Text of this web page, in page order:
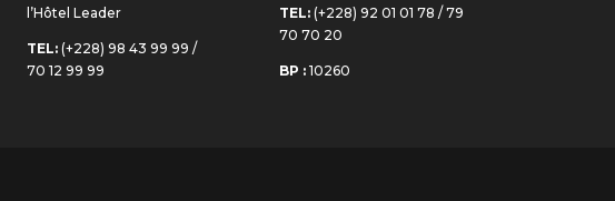
l’Hôtel Leader
TEL:(+228) 98 43 99 99 /
70 12 99 99
TEL:(+228) 92 01 01 78 / 79
70 70 20
BP :10260